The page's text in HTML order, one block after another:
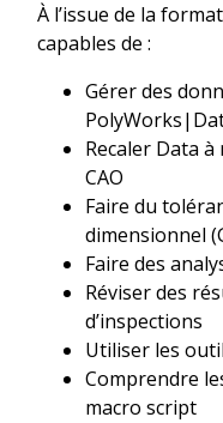
À l’issue de la
capables de :
Gérer des
Recaler Data
CAO
Faire du
dimensionnel
Faire des
Réviser des
d’inspections
Utiliser les
Comprendre
macro script